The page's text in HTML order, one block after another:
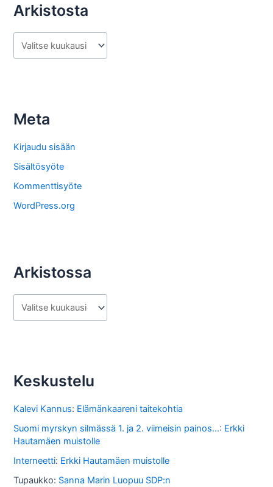
Arkistosta
r
s
o
s
t
a
Meta
Kirjaudu sisään
Sisältösyöte
Kommenttisyöte
WordPress.org
Arkistossa
r
s
o
s
s
a
Keskustelu
Kalevi Kannus: Elämänkaareni taitekohtia
Suomi myrskyn silmässä 1. ja 2. viimeisin painos...: Erkki
Hautamäen muistolle
Interneetti: Erkki Hautamäen muistolle
Tupaukko: Sanna Marin Luopuu SDP:n